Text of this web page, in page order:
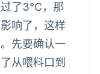
过了3℃，那
响了，这样
先要确认一
从喂料口到